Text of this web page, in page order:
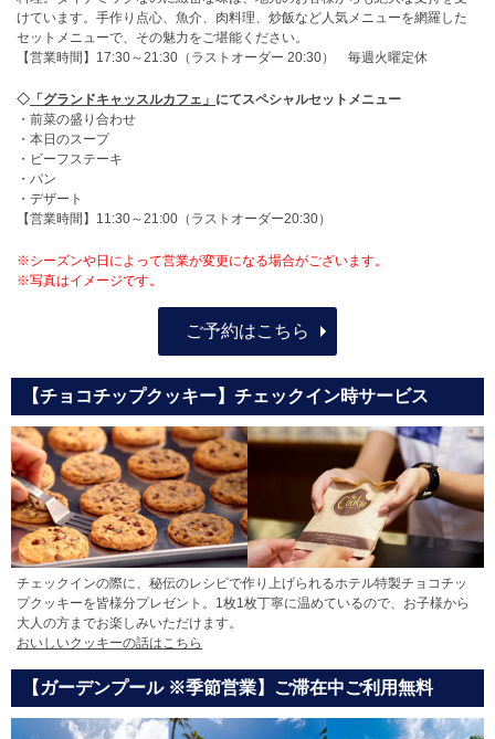
けています。手作り点心、魚介、肉料理、炒飯など人気メニューを網羅した
セットメニューで、その魅力をご堪能ください。
【営業時間】17:30～21:30（ラストオーダー 20:30） 毎週火曜定休
◇ 「グランドキャッスルカフェ」 にてスペシャルセットメニュー
・前菜の盛り合わせ
・本日のスープ
・ビーフステーキ
・パン
・デザート
【営業時間】11:30～21:00（ラストオーダー20:30）
※シーズンや日によって営業が変更になる場合がございます。
※写真はイメージです。
ご予約はこちら
【チョコチップクッキー】チェックイン時サービス
チェックインの際に、秘伝のレシピで作り上げられるホテル特製チョコチッ
プクッキーを皆様分プレゼント。1枚1枚丁寧に温めているので、お子様から
大人の方までお楽しみいただけます。
おいしいクッキーの話はこちら
【ガーデンプール ※季節営業】ご滞在中ご利用無料